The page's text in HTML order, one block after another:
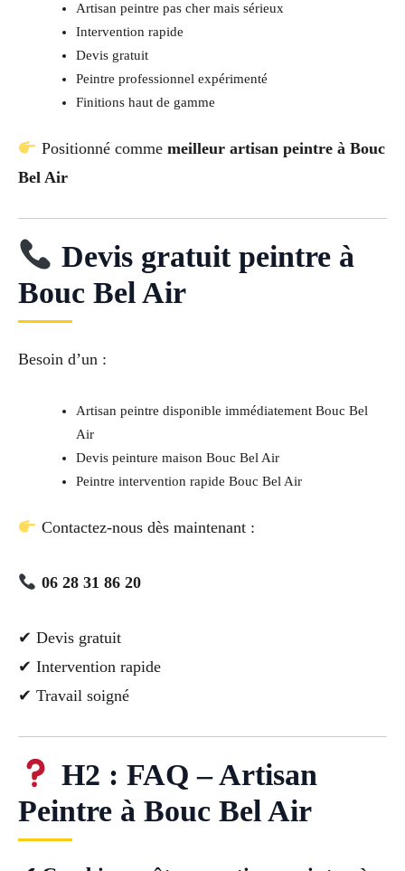
Artisan peintre pas cher mais sérieux
Intervention rapide
Devis gratuit
Peintre professionnel expérimenté
Finitions haut de gamme
Positionné comme meilleur artisan peintre à Bouc
Bel Air
Devis gratuit peintre à
Bouc Bel Air
Besoin d’un :
Artisan peintre disponible immédiatement Bouc Bel
Air
Devis peinture maison Bouc Bel Air
Peintre intervention rapide Bouc Bel Air
Contactez-nous dès maintenant :
06 28 31 86 20
✔ Devis gratuit
✔ Intervention rapide
✔ Travail soigné
H2 : FAQ – Artisan
Peintre à Bouc Bel Air